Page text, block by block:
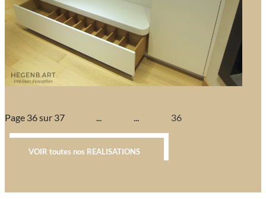
Page 36 sur 37
36
VOIR toutes nos REALISATIONS